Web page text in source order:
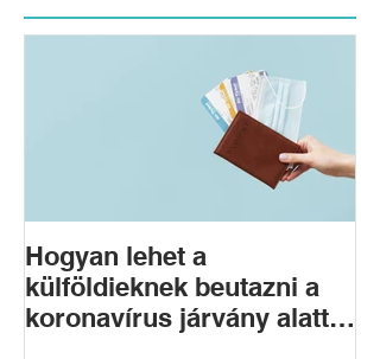
Hogyan lehet a
külföldieknek beutazni a
koronavírus járvány alatt